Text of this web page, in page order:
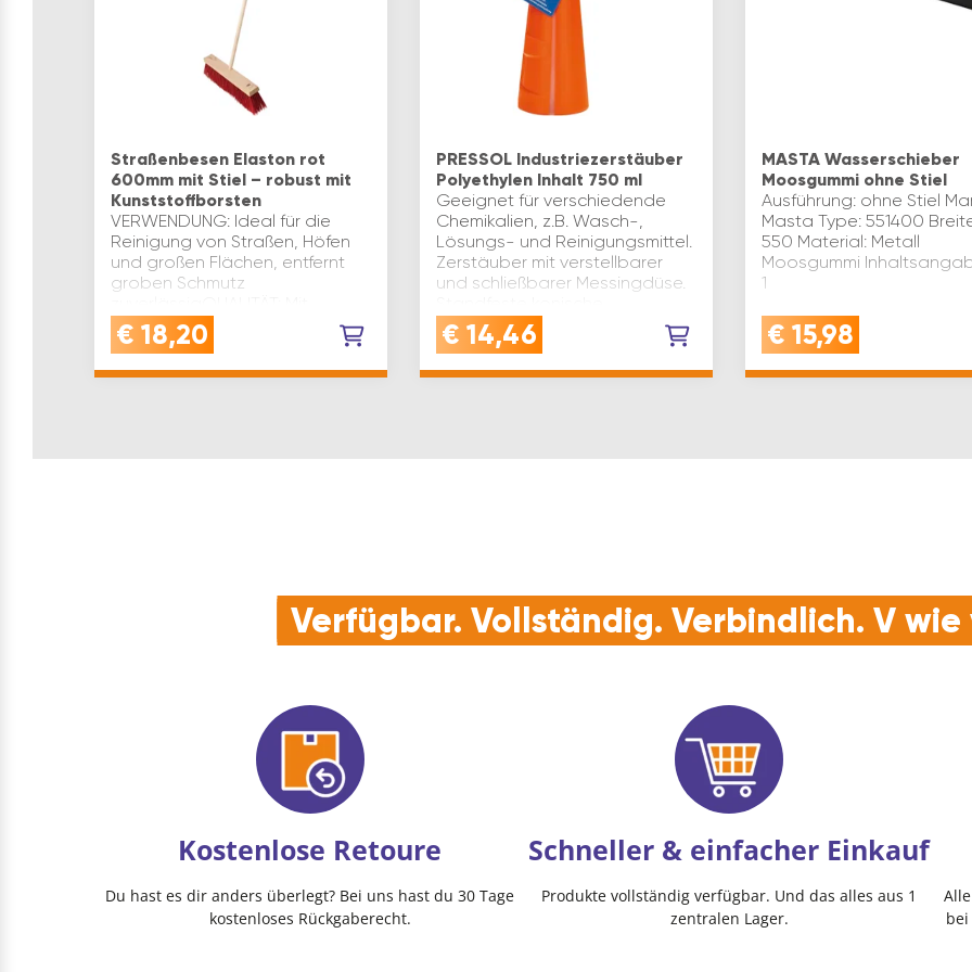
Straßenbesen Elaston rot
600mm mit Stiel – robust mit
Kunststoffborsten
VERWENDUNG: Ideal für die
Reinigung von Straßen, Höfen
und großen Flächen, entfernt
groben Schmutz
strapazierfähigen Elaston-
Kunststoffborsten und stabilem
€ 18,20
PRESSOL Industriezerstäuber
Polyethylen Inhalt 750 ml
Geeignet für verschiedende
Chemikalien, z.B. Wasch-,
Lösungs- und Reinigungsmittel.
Zerstäuber mit verstellbarer
und schließbarer Messingdüse.
Flaschenform. Inhalt(ml): 750
Mate…
€ 14,46
MASTA Wasserschieber
Moosgummi ohne Stiel
Ausführung: ohne Stiel
Masta Type: 551400
550 Material: Metall
Moosgummi
1
€ 15,98
Verfügbar. Vollständig. Verbindlich. V
Kostenlose Retoure
Du hast es dir anders überlegt? Bei uns hast du 30 Tage
kostenloses Rückgaberecht.
Schneller & einfacher Einkauf
Produkte vollständig verfügbar. Und das alles aus 1
zentralen Lager.